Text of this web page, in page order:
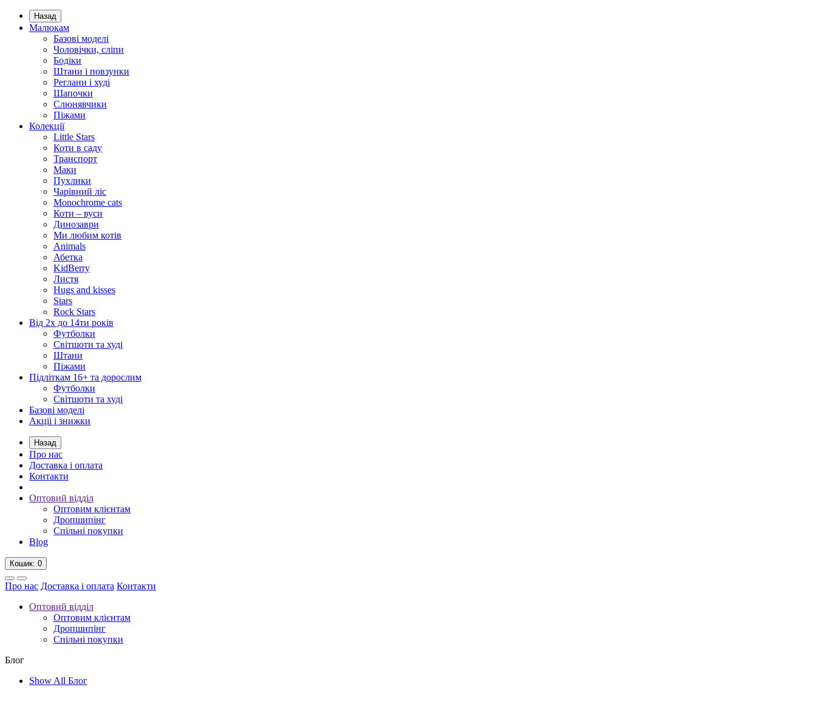
Назад
Малюкам
Базові моделі
Чоловічки, сліпи
Бодіки
Штани і повзунки
Реглани і худі
Шапочки
Слюнявчики
Піжами
Колекції
Little Stars
Коти в саду
Транспорт
Маки
Пухлики
Чарівний ліс
Monochrome cats
Коти – вуси
Динозаври
Ми любим котів
Animals
Абетка
KidBerry
Листя
Hugs and kisses
Stars
Rock Stars
Від 2х до 14ти років
Футболки
Світшоти та худі
Штани
Піжами
Підліткам 16+ та дорослим
Футболки
Світшоти та худі
Базові моделі
Акціі і знижки
Назад
Про нас
Доставка і оплата
Контакти
Оптовий відділ
Оптовим клієнтам
Дропшипінг
Спільні покупки
Blog
Кошик: 0
Про нас Доставка і оплата Контакти
Оптовий відділ
Оптовим клієнтам
Дропшипінг
Спільні покупки
Блог
Show All Блог